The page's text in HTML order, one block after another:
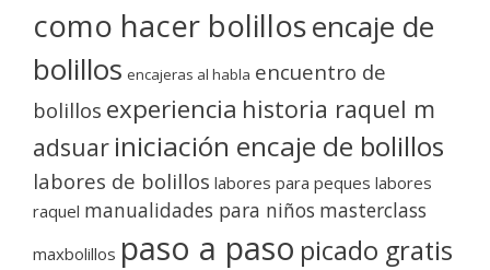
como hacer bolillosencaje de
bolillos encajeras al habla encuentro de
bolillos experiencia historia raquel m
adsuar iniciación encaje de bolillos
labores de bolillos labores para peques labores
raquel manualidades para niños masterclass
maxbolillos paso a paso picado gratis